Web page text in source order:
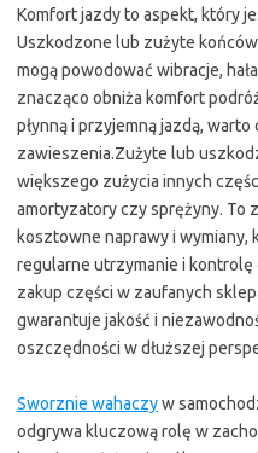
Komfort jazdy to aspekt, który
Uszkodzone lub zużyte
mogą powodować wibracje,
znacząco obniża komfort
płynną i przyjemną jazdą,
zawieszenia.Zużyte lub
większego zużycia innych
amortyzatory czy sprężyny. To
kosztowne naprawy i wymiany,
regularne utrzymanie i
zakup części w zaufanych
gwarantuje jakość i
oszczędności w dłuższej
Sworznie wahaczyw
odgrywa kluczową rolę w